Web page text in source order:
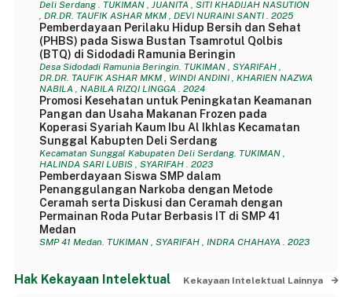
Deli Serdang . TUKIMAN , JUANITA , SITI KHADIJAH NASUTION
, DR.DR. TAUFIK ASHAR MKM , DEVI NURAINI SANTI . 2025
Pemberdayaan Perilaku Hidup Bersih dan Sehat
(PHBS) pada Siswa Bustan Tsamrotul Qolbis
(BTQ) di Sidodadi Ramunia Beringin
Desa Sidodadi Ramunia Beringin. TUKIMAN , SYARIFAH ,
DR.DR. TAUFIK ASHAR MKM , WINDI ANDINI , KHARIEN NAZWA
NABILA , NABILA RIZQI LINGGA . 2024
Promosi Kesehatan untuk Peningkatan Keamanan
Pangan dan Usaha Makanan Frozen pada
Koperasi Syariah Kaum Ibu Al Ikhlas Kecamatan
Sunggal Kabupten Deli Serdang
Kecamatan Sunggal Kabupaten Deli Serdang. TUKIMAN ,
HALINDA SARI LUBIS , SYARIFAH . 2023
Pemberdayaan Siswa SMP dalam
Penanggulangan Narkoba dengan Metode
Ceramah serta Diskusi dan Ceramah dengan
Permainan Roda Putar Berbasis IT di SMP 41
Medan
SMP 41 Medan. TUKIMAN , SYARIFAH , INDRA CHAHAYA . 2023
Hak Kekayaan Intelektual Kekayaan Intelektual Lainnya